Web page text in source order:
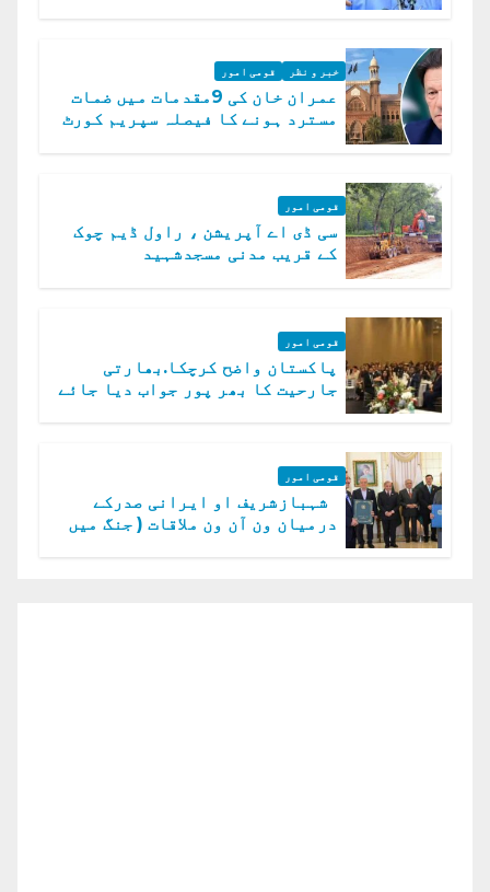
خبر و نظر قومی امور
عمران خان کی 9مقدمات میں ضمات
مسترد ہونے کا فیصلہ سپریم کورٹ
قومی امور
سی ڈی اے آپریشن ، راول ڈیم چوک
کے قریب مدنی مسجدشہید
قومی امور
پاکستان واضح کرچکا.بھارتی
جارحیت کا بھر پور جواب دیا جائے
قومی امور
شہبازشریف او ایرانی صدرکے
درمیان ون آن ون ملاقات ( جنگ میں